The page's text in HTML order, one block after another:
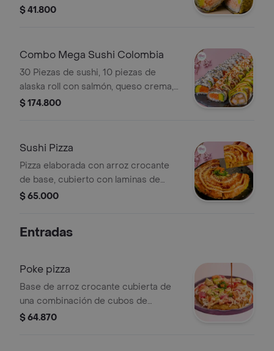
dinamita de cangrejo aderezada con
$ 41.800
Combo Mega Sushi Colombia
30 Piezas de sushi, 10 piezas de
alaska roll con salmón, queso crema,
topping de aguacate, salmón, wakame
crocantes, cebollina, queso crema
salsa fuji y teriyaki.
$ 174.800
Sushi Pizza
Pizza elaborada con arroz crocante
de base, cubierto con laminas de
aguacate, y pescado a elegir,
$ 65.000
Entradas
Poke pizza
Base de arroz crocante cubierta de
una combinación de cubos de
salmón, atún y cangrejo, aderezado
$ 64.870